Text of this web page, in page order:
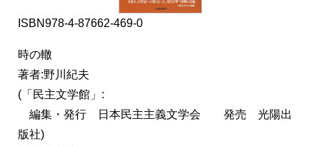
ISBN978-4-87662-469-0
時の轍
著者:野川紀夫
(「民主文学館」:
編集・発行 日本民主主義文学会 発売 光陽出
版社)